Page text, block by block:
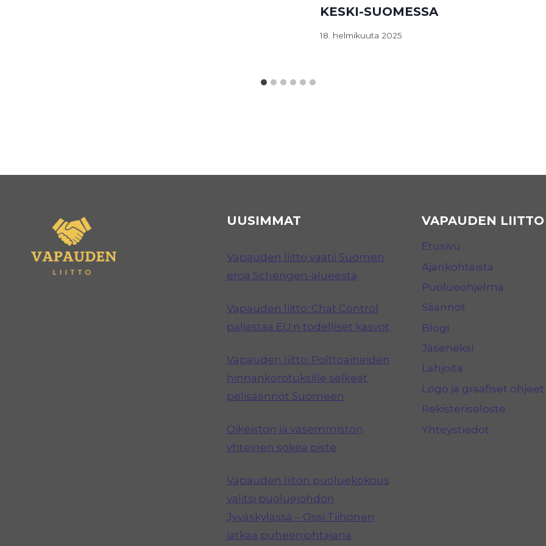
KESKI-SUOMESSA
18. helmikuuta 2025
UUSIMMAT
Vapauden liitto vaatii Suomen
eroa Schengen-alueesta
Vapauden liitto: Chat Control
paljastaa EU:n todelliset kasvot
Vapauden liitto: Polttoaineiden
hinnankorotuksille selkeät
pelisäännöt Suomeen
Oikeiston ja vasemmiston
yhteinen sokea piste
Vapauden liiton puoluekokous
valitsi puoluejohdon
Jyväskylässä – Ossi Tiihonen
jatkaa puheenjohtajana
VAPAUDEN LIITTO
Etusivu
Ajankohtaista
Puolueohjelma
Säännöt
Blogi
Jäseneksi
Lahjoita
Logo ja graafiset ohjeet
Rekisteriseloste
Yhteystiedot